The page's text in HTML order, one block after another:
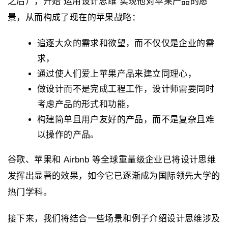
景，从而构成了现在的苹果战略：
追逐大众的需求和欲望，而不仅仅是企业的需
求，
通过使人们爱上苹果产品来建立同理心，
做设计而不是完成工程工作，设计师需要同时
考虑产品的形式和功能，
构建简单且用户友好的产品，而不是复杂且难
以操作的产品。
谷歌、苹果和 Airbnb 等全球重量级企业已将设计思维
发挥出显著的效果，如今它已逐渐成为国际领先大学的
热门学科。
接下来，我们将结合一些场景和例子介绍设计思维涉及